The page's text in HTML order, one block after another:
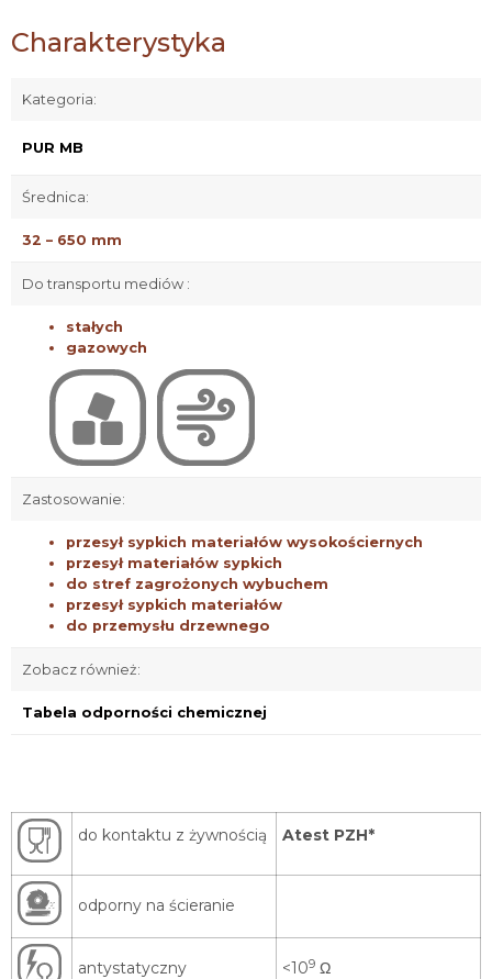
Charakterystyka
Kategoria:
PUR MB
Średnica:
32 – 650 mm
Do transportu mediów :
stałych
gazowych
Zastosowanie:
przesył sypkich materiałów wysokościernych
przesył materiałów sypkich
do stref zagrożonych wybuchem
przesył sypkich materiałów
do przemysłu drzewnego
Zobacz również:
Tabela odporności chemicznej
do kontaktu z żywnością Atest PZH*
odporny na ścieranie
antystatyczny <109 Ω